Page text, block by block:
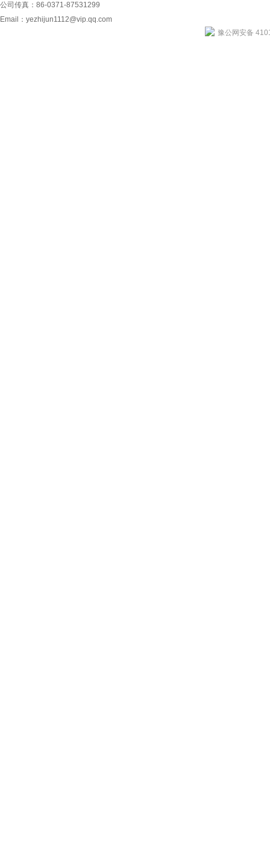
公司传真：86-0371-87531299
Email： yezhijun1112@vip.qq.com
豫公网安备